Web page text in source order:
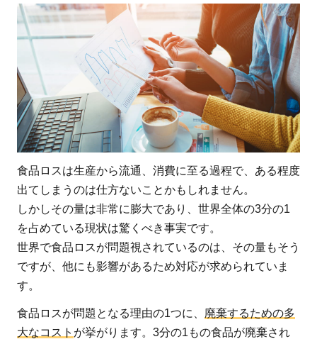
食品ロスは生産から流通、消費に至る過程で、ある程度
出てしまうのは仕方ないことかもしれません。
しかしその量は非常に膨大であり、世界全体の3分の1
を占めている現状は驚くべき事実です。
世界で食品ロスが問題視されているのは、その量もそう
ですが、他にも影響があるため対応が求められていま
す。
食品ロスが問題となる理由の1つに、 廃棄するための多
大なコスト が挙がります。3分の1もの食品が廃棄され